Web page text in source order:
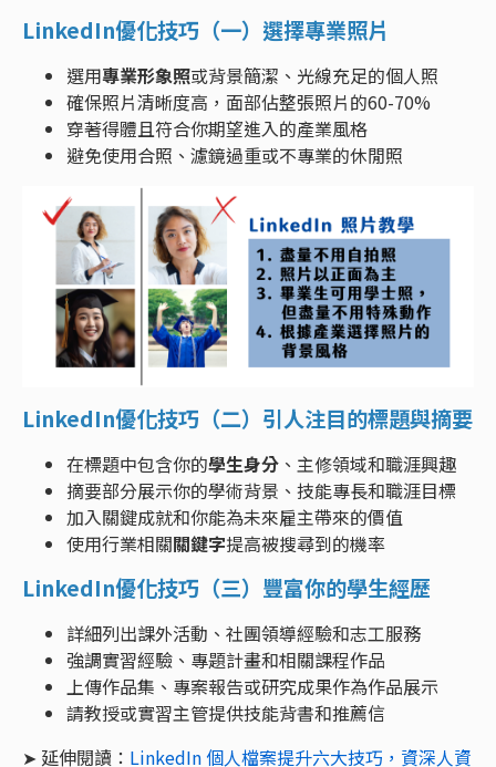
LinkedIn優化技巧（一）選擇專業照片
選用專業形象照或背景簡潔、光線充足的個人照
確保照片清晰度高，面部佔整張照片的60-70%
穿著得體且符合你期望進入的產業風格
避免使用合照、濾鏡過重或不專業的休閒照
LinkedIn優化技巧（二）引人注目的標題與摘要
在標題中包含你的學生身分 、主修領域和職涯興趣
摘要部分展示你的學術背景、技能專長和職涯目標
加入關鍵成就和你能為未來雇主帶來的價值
使用行業相關關鍵字提高被搜尋到的機率
LinkedIn優化技巧（三）豐富你的學生經歷
詳細列出課外活動、社團領導經驗和志工服務
強調實習經驗、專題計畫和相關課程作品
上傳作品集、專案報告或研究成果作為作品展示
請教授或實習主管提供技能背書和推薦信
➤ 延伸閱讀： LinkedIn 個人檔案提升六大技巧，資深人資